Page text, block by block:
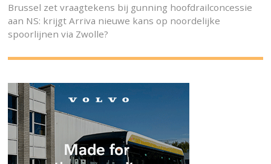
Brussel zet vraagtekens bij gunning hoofdrailconcessie
aan NS: krijgt Arriva nieuwe kans op noordelijke
spoorlijnen via Zwolle?